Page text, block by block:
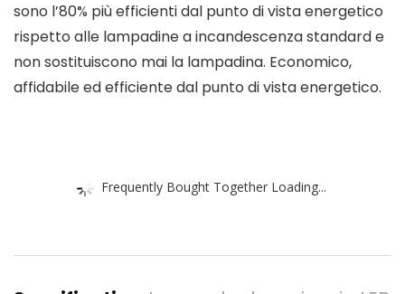
sono l’80% più efficienti dal punto di vista energetico
rispetto alle lampadine a incandescenza standard e
non sostituiscono mai la lampadina. Economico,
affidabile ed efficiente dal punto di vista energetico.
Frequently Bought Together Loading...